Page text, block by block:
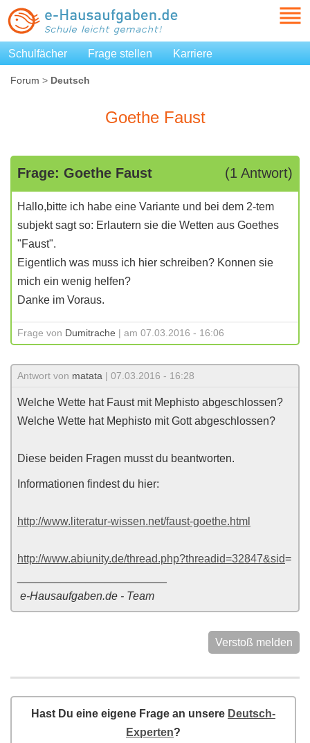
Schulfächer Frage stellen Karriere
Forum > Deutsch
Goethe Faust
Frage: Goethe Faust (1 Antwort)
Hallo,bitte ich habe eine Variante und bei dem 2-tem
subjekt sagt so: Erlautern sie die Wetten aus Goethes
"Faust".
Eigentlich was muss ich hier schreiben? Konnen sie
mich ein wenig helfen?
Danke im Voraus.
Frage von Dumitrache | am 07.03.2016 - 16:06
Antwort von matata | 07.03.2016 - 16:28
Welche Wette hat Faust mit Mephisto abgeschlossen?
Welche Wette hat Mephisto mit Gott abgeschlossen?
Diese beiden Fragen musst du beantworten.
Informationen findest du hier:
http://www.literatur-wissen.net/faust-goethe.html
http://www.abiunity.de/thread.php?threadid=32847&sid=
e-Hausaufgaben.de - Team
Verstoß melden
Hast Du eine eigene Frage an unsere Deutsch-
Experten?